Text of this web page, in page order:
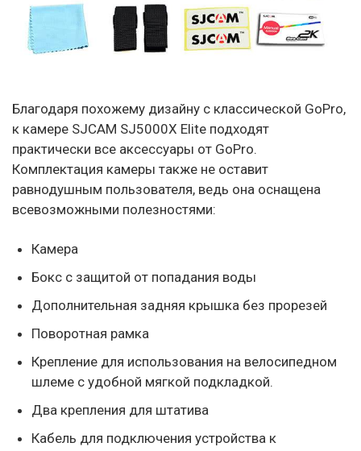
Благодаря похожему дизайну с классической GoPro,
к камере SJCAM SJ5000X Elite подходят
практически все аксессуары от GoPro.
Комплектация камеры также не оставит
равнодушным пользователя, ведь она оснащена
всевозможными полезностями:
Камера
Бокс с защитой от попадания воды
Дополнительная задняя крышка без прорезей
Поворотная рамка
Крепление для использования на велосипедном
шлеме с удобной мягкой подкладкой.
Два крепления для штатива
Кабель для подключения устройства к